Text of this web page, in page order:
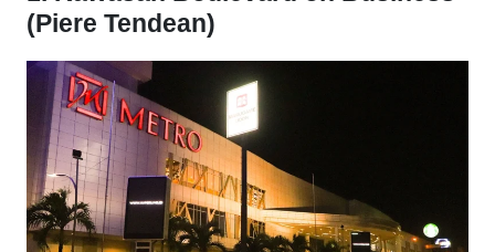
(Piere Tendean)